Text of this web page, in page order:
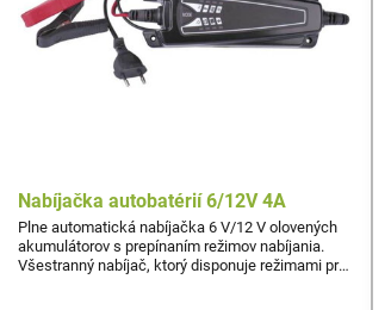
Nabíjačka autobatérií 6/12V 4A
Plne automatická nabíjačka 6 V/12 V olovených
akumulátorov s prepínaním režimov nabíjania.
Všestranný nabíjač, ktorý disponuje režimami pre